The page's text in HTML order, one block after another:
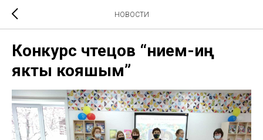
НОВОСТИ
Конкурс чтецов “Әнием-иң
якты кояшым”